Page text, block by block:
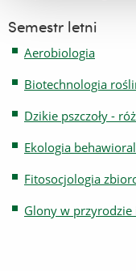
Semestr letni
Aerobiologia
Biotechnologia
Dzikie pszczoły -
Ekologia
Fitosocjologia
Glony w przyrodzie